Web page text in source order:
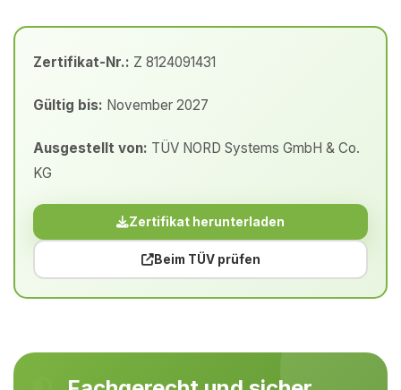
Zertifikat-Nr.: Z 8124091431
Gültig bis: November 2027
Ausgestellt von: TÜV NORD Systems GmbH & Co.
KG
Zertifikat herunterladen
Beim TÜV prüfen